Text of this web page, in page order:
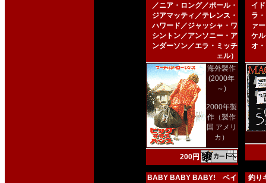
／ニア・ロング／ポール・
ジアマッティ／テレンス・
ハワード／ジャッシャ・ワ
シントン／アンソニー・ア
ンダーソン／エラ・ミッチ
ェル）
海外製作
(2000年
～)
2000年製
作（製作
国 アメリ
カ）
200円
イ
ラ
ァ
ケ
オ
BABY BABY BABY! ベイ
釣り